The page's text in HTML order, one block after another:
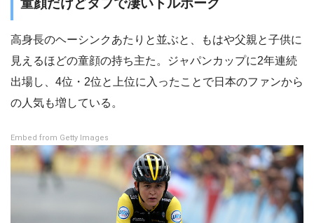
高身長のヘーシンクあたりと並ぶと、もはや父親と子供に
見えるほどの童顔の持ち主た。ジャパンカップに2年連続
出場し、4位・2位と上位に入ったことで日本のファンから
の人気も増している。
Embed from Getty Images